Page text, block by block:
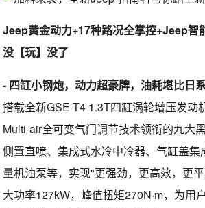
Jeep黄金动力+17种路况全掌控+Jeep
没【玩】没了
- 四缸小钢炮，动力超豪牌，油耗堪比日
搭载全新GSE-T4 1.3T四缸涡轮增压发动
Multi-air全可变气门调节技术领衔的九大
侧置直喷、集成式水冷中冷器、气缸盖
量机油泵等，实现"更强劲，更高效，更
大功率127kW，峰值扭矩270N·m，为用